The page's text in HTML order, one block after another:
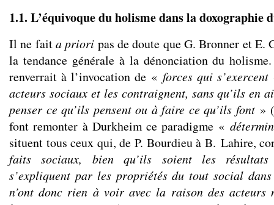
1.1. L’équivoque du holisme dans la doxographie
Il ne faita priori pas de doute que G. Bronner et E.
la tendance générale à la dénonciation du
renverrait à l’invocation de « forces qui
acteurs sociaux et les contraignent, sans qu’ils en
penser ce qu’ils pensent ou à faire ce qu’ils font»
font remonter à Durkheim ce paradigme «
situent tous ceux qui, de P. Bourdieu à B. Lahire,
faits sociaux, bien qu’ils soient les résultats
s’expliquent par les propriétés du tout social
n’ont donc rien à voir avec la raison des acteurs